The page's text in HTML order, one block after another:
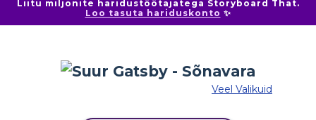
Liitu miljonite haridustöötajatega Storyboard That.
Loo tasuta hariduskonto ✨
Veel Valikuid